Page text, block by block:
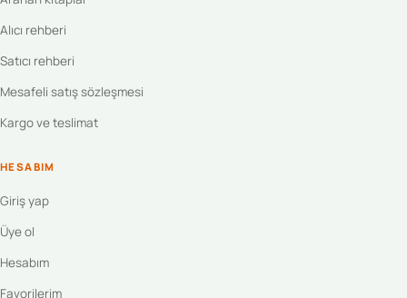
Alıcı rehberi
Satıcı rehberi
Mesafeli satış sözleşmesi
Kargo ve teslimat
HESABIM
Giriş yap
Üye ol
Hesabım
Favorilerim